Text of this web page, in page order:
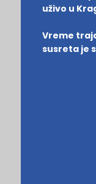
uživo u
Vreme
susreta je